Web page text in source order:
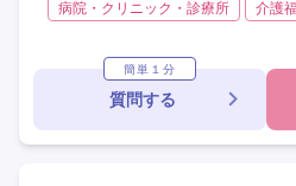
病院・クリニック・診療所
介護
初任
残業月20時間以内
交通費支給
年間休日120日以上
定年
簡単１分
質問する